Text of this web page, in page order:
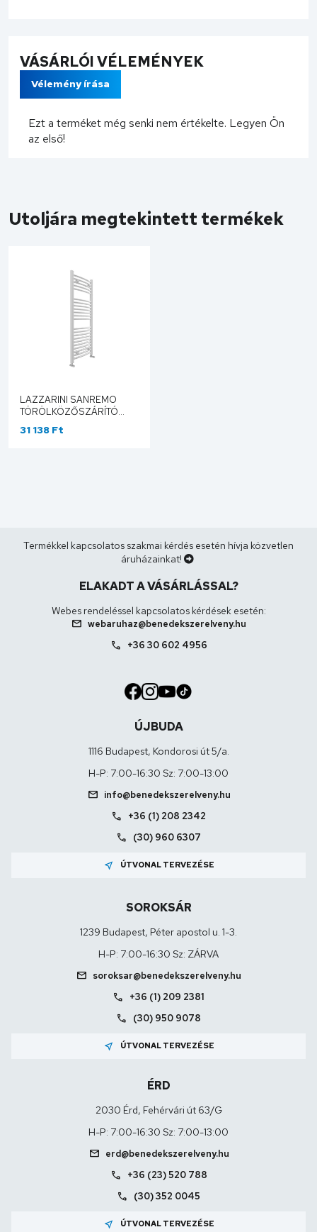
VÁSÁRLÓI VÉLEMÉNYEK
Vélemény írása
Ezt a terméket még senki nem értékelte. Legyen Ön
az első!
Utoljára megtekintett termékek
LAZZARINI SANREMO
TÖRÖLKÖZŐSZÁRÍTÓ
RADIÁTOR, ÍVES, FEHÉR
600X1110 MM 386511
31 138 Ft
Termékkel kapcsolatos szakmai kérdés esetén hívja közvetlen
áruházainkat!
ELAKADT A VÁSÁRLÁSSAL?
Webes rendeléssel kapcsolatos kérdések esetén:
mail webaruhaz@benedekszerelveny.hu
call +36 30 602 4956
ÚJBUDA
1116 Budapest, Kondorosi út 5/a.
H-P: 7:00-16:30 Sz: 7:00-13:00
mail info@benedekszerelveny.hu
call +36 (1) 208 2342
call (30) 960 6307
near_me ÚTVONAL TERVEZÉSE
SOROKSÁR
1239 Budapest, Péter apostol u. 1-3.
H-P: 7:00-16:30 Sz: ZÁRVA
mail soroksar@benedekszerelveny.hu
call +36 (1) 209 2381
call (30) 950 9078
near_me ÚTVONAL TERVEZÉSE
ÉRD
2030 Érd, Fehérvári út 63/G
H-P: 7:00-16:30 Sz: 7:00-13:00
mail erd@benedekszerelveny.hu
call +36 (23) 520 788
call (30) 352 0045
near_me ÚTVONAL TERVEZÉSE